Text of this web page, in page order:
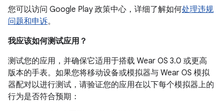
您可以访问 Google Play 政策中心，详细了解如何处理违规
问题和申诉。
我应该如何测试应用？
测试您的应用，并确保它适用于搭载 Wear OS 3.0 或更高
版本的手表。如果您将移动设备或模拟器与 Wear OS 模拟
器配对以进行测试，请验证您的应用在以下每个模拟器上的
行为是否符合预期：